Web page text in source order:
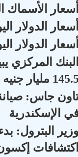
الأسماك
الدولار اليوم
الدولار اليوم
المركزي
مليار جنيه
جاس:
الإسكندرية
البترول: